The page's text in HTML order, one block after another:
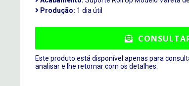
Produção: 1 dia útil
Este produto está disponível apenas para
analisar e lhe retornar com os detalhes.